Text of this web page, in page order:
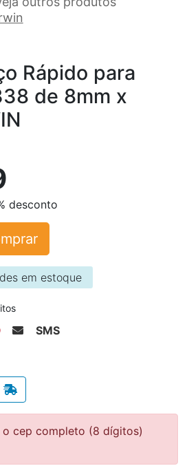
Rápido para
de 8mm x
desconto
em estoque
SMS
o cep completo (8 dígitos)